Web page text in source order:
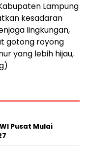
Lampung
kesadaran
lingkungan,
gotong royong
yang lebih hijau,
Pusat Mulai